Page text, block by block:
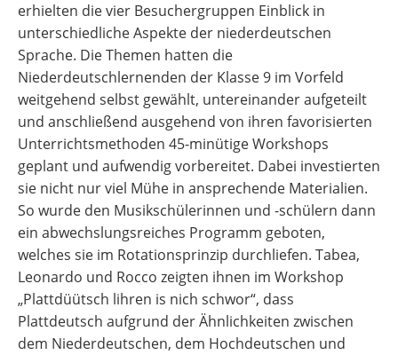
erhielten die vier Besuchergruppen Einblick in
unterschiedliche Aspekte der niederdeutschen
Sprache. Die Themen hatten die
Niederdeutschlernenden der Klasse 9 im Vorfeld
weitgehend selbst gewählt, untereinander aufgeteilt
und anschließend ausgehend von ihren favorisierten
Unterrichtsmethoden 45-minütige Workshops
geplant und aufwendig vorbereitet. Dabei investierten
sie nicht nur viel Mühe in ansprechende Materialien.
So wurde den Musikschülerinnen und -schülern dann
ein abwechslungsreiches Programm geboten,
welches sie im Rotationsprinzip durchliefen. Tabea,
Leonardo und Rocco zeigten ihnen im Workshop
„Plattdüütsch lihren is nich schwor“, dass
Plattdeutsch aufgrund der Ähnlichkeiten zwischen
dem Niederdeutschen, dem Hochdeutschen und